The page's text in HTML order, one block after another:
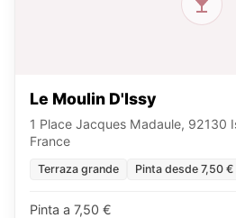
Le Moulin D'Issy
1 Place Jacques Madaule, 92130
France
Terraza grande Pinta desde 7,50 €
Pinta a 7,50 €